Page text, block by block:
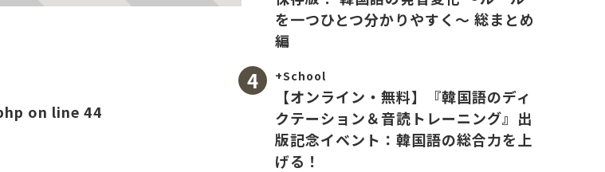
on line 44
を一つひとつ分かりやすく〜 総まとめ
編
+School
【オンライン・無料】『韓国語のディ
クテーション＆音読トレーニング』出
版記念イベント：韓国語の総合力を上
げる！